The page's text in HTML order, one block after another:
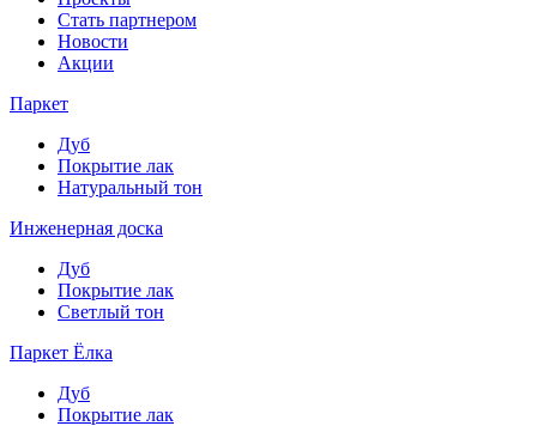
Стать партнером
Новости
Акции
Паркет
Дуб
Покрытие лак
Натуральный тон
Инженерная доска
Дуб
Покрытие лак
Светлый тон
Паркет Ёлка
Дуб
Покрытие лак